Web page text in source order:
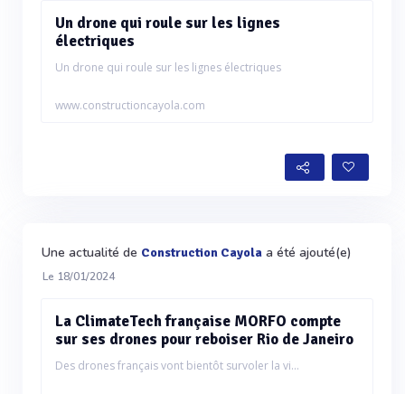
Un drone qui roule sur les lignes
électriques
Un drone qui roule sur les lignes électriques
www.constructioncayola.com
Une actualité de Construction Cayola a été ajouté(e)
Le 18/01/2024
La ClimateTech française MORFO compte
sur ses drones pour reboiser Rio de Janeiro
Des drones français vont bientôt survoler la vi...